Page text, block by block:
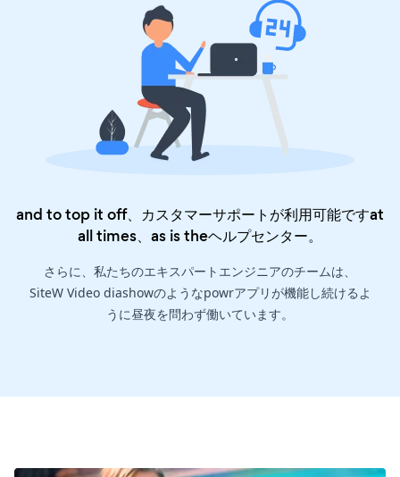
and to top it off、カスタマーサポートが利用可能ですat
all times、as is theヘルプセンター。
さらに、私たちのエキスパートエンジニアのチームは、
SiteW Video diashowのようなpowrアプリが機能し続けるよ
うに昼夜を問わず働いています。